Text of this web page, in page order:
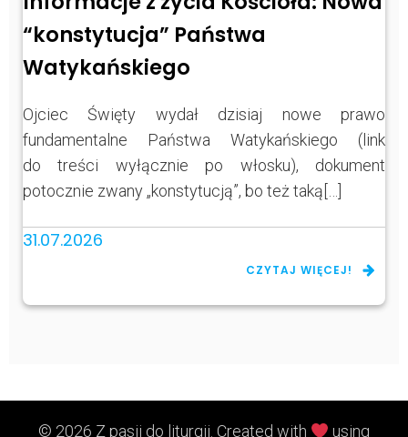
“konstytucja” Państwa
Watykańskiego
Ojciec Święty wydał dzisiaj nowe prawo
fundamentalne Państwa Watykańskiego (link
do treści wyłącznie po włosku), dokument
potocznie zwany „konstytucją”, bo też taką[…]
31.07.2026
CZYTAJ WIĘCEJ!
© 2026 Z pasji do liturgii. Created with using